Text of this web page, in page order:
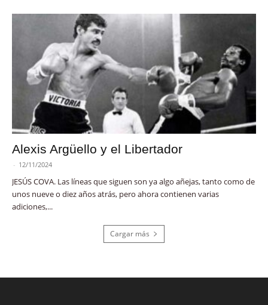
Alexis Argüello y el Libertador
- 12/11/2024
JESÚS COVA. Las líneas que siguen son ya algo añejas, tanto como de
unos nueve o diez años atrás, pero ahora contienen varias
adiciones,...
Cargar más